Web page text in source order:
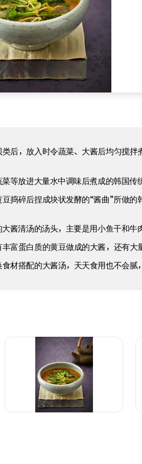
后，放入时令蔬菜、大酱后均匀搅拌
等放进大量水中调味后煮成的韩国
捣碎后捏成块状发酵的“酱曲”所做的
酱清汤的汤头，主要是用小鱼干和
富蛋白质的黄豆做成的大酱，还有
材搭配的大酱汤，天天食用也不会腻